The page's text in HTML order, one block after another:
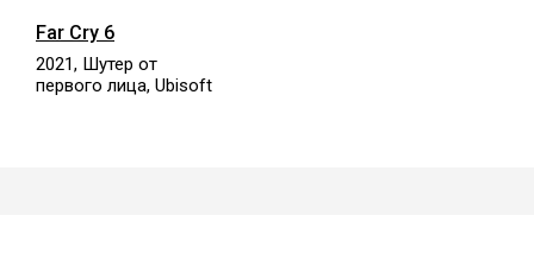
Far Cry 6
2021, Шутер от
первого лица, Ubisoft